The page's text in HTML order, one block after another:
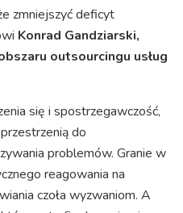
zmniejszyć deficyt
Konrad Gandziarski,
outsourcingu usług
się i spostrzegawczość,
do
problemów. Granie w
reagowania na
czoła wyzwaniom. A